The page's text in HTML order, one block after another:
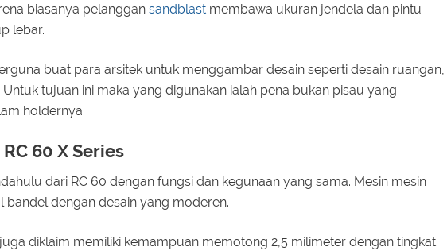
biasanya pelanggan sandblast membawa ukuran jendela dan pintu
lebar.
buat para arsitek untuk menggambar desain seperti desain ruangan,
tujuan ini maka yang digunakan ialah pena bukan pisau yang
holdernya.
60 X Series
dari RC 60 dengan fungsi dan kegunaan yang sama. Mesin mesin
bandel dengan desain yang moderen.
diklaim memiliki kemampuan memotong 2,5 milimeter dengan tingkat